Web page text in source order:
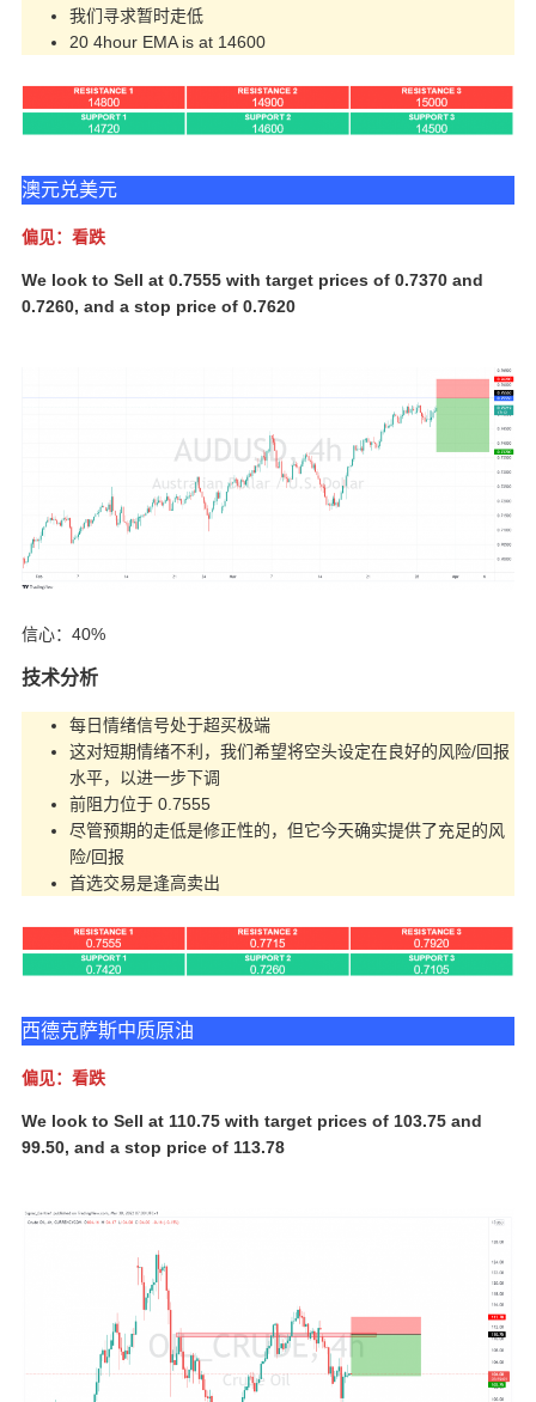
我们寻求暂时走低
20 4hour EMA is at 14600
澳元兑美元
偏见：看跌
We look to Sell at 0.7555 with target prices of 0.7370 and
0.7260, and a stop price of 0.7620
信心：40%
技术分析
每日情绪信号处于超买极端
这对短期情绪不利，我们希望将空头设定在良好的风险/回报
水平，以进一步下调
前阻力位于 0.7555
尽管预期的走低是修正性的，但它今天确实提供了充足的风
险/回报
首选交易是逢高卖出
西德克萨斯中质原油
偏见：看跌
We look to Sell at 110.75 with target prices of 103.75 and
99.50, and a stop price of 113.78